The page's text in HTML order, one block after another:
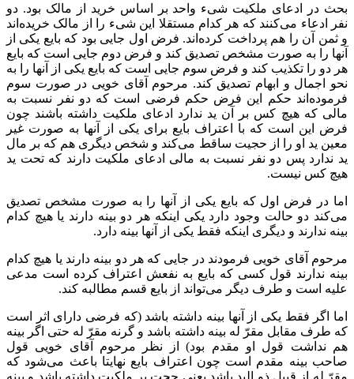
بحث در ادعای ملکیت شیء واحد بر اساس خرید از مالک بود. دو
نفر ادعاء می‌کنند که هر کدام مستقلا این شیء را از مالک خریده‌اند
و ثمن آن را هم پرداخت کرده‌اند. فرض اول جایی بود که بایع یکی از
آنها را به صورت مشخص تصدیق کند و فرض دوم جایی است که بایع
هر دو را تکذیب کند و فرض سوم جایی است که بایع یکی از آنها را به
نحو اجمال و ابهام تصدیق کند. مرحوم آقای خویی در صورت سوم
فرموده‌اند حکم این فرض حکم فرضی است که دو نفر نسبت به
مالی که هیچ کس بر آن ید ندارد ادعای ملکیت داشته باشند چون
فرض این است که با اعتراف بایع برای یکی از آنها به صورت غیر
معین ید او را از حجیت ساقط می‌کند و شخص دیگری هم که بر مال
ید ندارد پس دو نفر نسبت به مالی ادعای ملکیت دارند که تحت ید
هیچ کس نیست.
اما در فرض اول که بایع یکی از آنها را به صورت مشخص تصدیق
می‌کند دو حالت وجود دارد یکی اینکه هر دو بینه دارند یا هیچ کدام
بینه ندارند و دیگری اینکه فقط یکی از آنها بینه دارد.
مرحوم آقای خویی فرمودند در جایی که هر دو بینه دارند یا هیچ کدام
بینه ندارند قول کسی که بایع به نفعش اعتراف کرده است مدعی
علیه است و طرف دیگر می‌تواند از بایع قسم مطالبه کند.
اما اگر فقط یکی از آنها بینه داشته باشد (که فرضی دارای اثر است
که طرف مقابل مقرّ‌ له بینه داشته باشد و گرنه مقرّ له حتی اگر بینه
هم نداشت قول او مقدم بود) از نظر مرحوم آقای خویی قول
صاحب بینه مقدم است چون اعتراف بایع نهایتا باعث می‌شود که
مقرّ‌ له از قبیل ذو الید باشد یعنی حجت بر ملکیت داشته باشد و بینه